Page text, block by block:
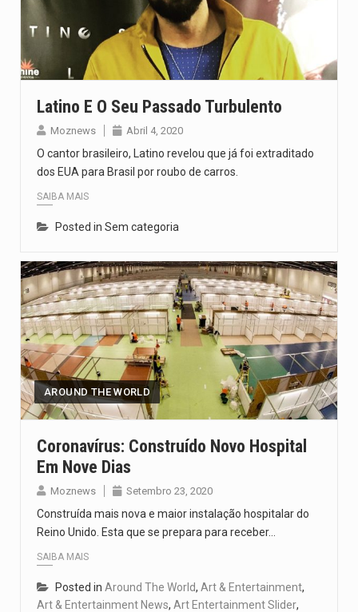
Segundo as autoridades canadianas, mais de 200 incêndios florestais continuam…
De acordo com as autoridades de saúde da Faixa de…
Latino E O Seu Passado Turbulento
Moznews Abril 4, 2020
O cantor brasileiro, Latino revelou que já foi extraditado
dos EUA para Brasil por roubo de carros.
SAIBA MAIS
Posted in Sem categoria
AROUND THE WORLD
Coronavírus: Construído Novo Hospital
Em Nove Dias
Moznews Setembro 23, 2020
Construída mais nova e maior instalação hospitalar do
Reino Unido. Esta que se prepara para receber…
SAIBA MAIS
Posted in Around The World, Art & Entertainment,
Art & Entertainment News, Art Entertainment Slider,